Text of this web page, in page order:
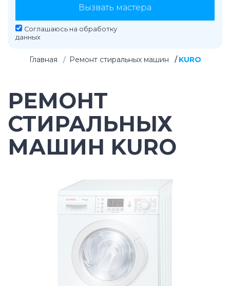
Вызвать мастера
Соглашаюсь на обработку
данных
Главная Ремонт стиральных машин KURO
РЕМОНТ
СТИРАЛЬНЫХ
МАШИН KURO